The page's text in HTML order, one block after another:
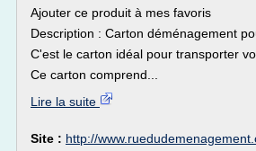
Ajouter ce produit à mes favoris
Description : Carton déménagement
C'est le carton idéal pour transporter
Ce carton comprend...
Lire la suite
Site : http://